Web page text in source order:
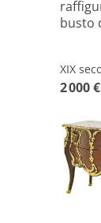
busto
XIX
2 000 €